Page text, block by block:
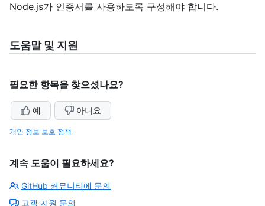
Node.js가 인증서를 사용하도록 구성해야 합니다.
도움말 및 지원
필요한 항목을 찾으셨나요?
예 아니요
개인 정보 보호 정책
계속 도움이 필요하세요?
GitHub 커뮤니티에 문의
고객 지원 문의